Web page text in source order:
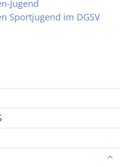
Jugend
Sportjugend im DGSV